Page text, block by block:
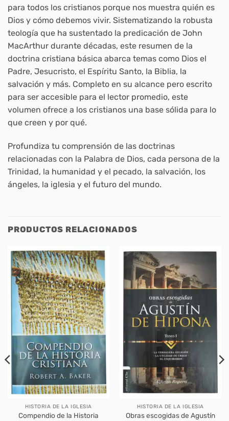
para todos los cristianos porque nos muestra quién es
Dios y cómo debemos vivir. Sistematizando la robusta
teología que ha sustentado la predicación de John
MacArthur durante décadas, este resumen de la
doctrina cristiana básica abarca temas como Dios el
Padre, Jesucristo, el Espíritu Santo, la Biblia, la
salvación y más. Completo en su alcance pero escrito
para ser accesible para el lector promedio, este
volumen ofrece a los cristianos una base sólida para lo
que creen y por qué.
Profundiza tu comprensión de las doctrinas
relacionadas con la Palabra de Dios, cada persona de la
Trinidad, la humanidad y el pecado, la salvación, los
ángeles, la iglesia y el futuro del mundo.
PRODUCTOS RELACIONADOS
HISTORIA DE LA IGLESIA
Compendio de la Historia
HISTORIA DE LA IGLESIA
Obras escogidas de Agustín